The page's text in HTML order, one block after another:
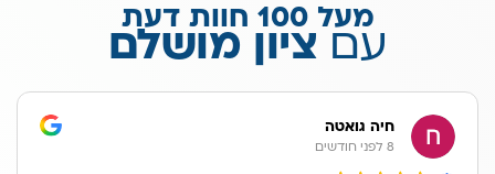
מעל 100 חוות דעת
עםציון מושלם
חיה גואטה
8 לפני חודשים